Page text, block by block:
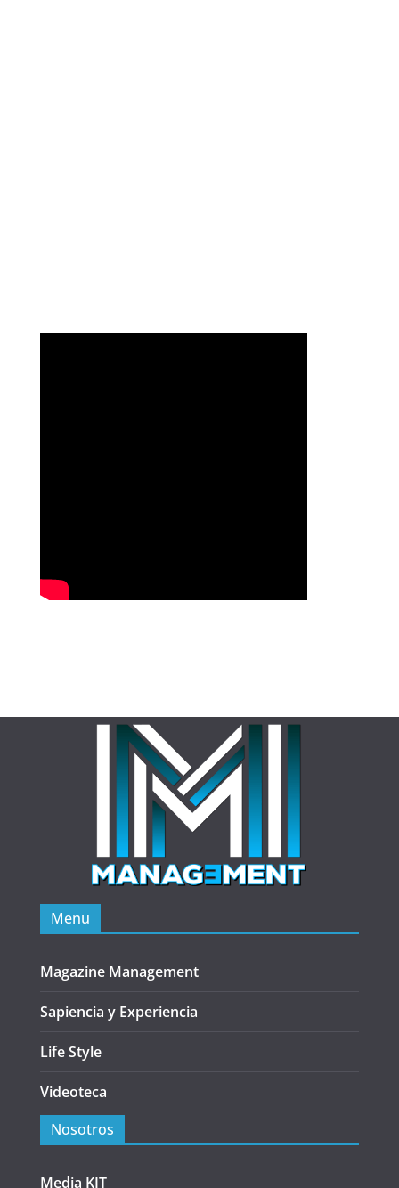
Menu
Magazine Management
Sapiencia y Experiencia
Life Style
Videoteca
Nosotros
Media KIT